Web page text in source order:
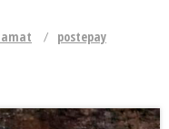
postepay